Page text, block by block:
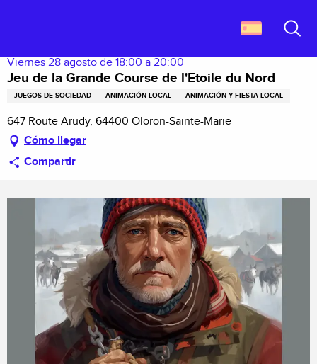
principal
Viernes 28 agosto de 18:00 a 20:00
Jeu de la Grande Course de l'Etoile du Nord
JUEGOS DE SOCIEDAD ANIMACIÓN LOCAL ANIMACIÓN Y FIESTA LOCAL
647 Route Arudy, 64400 Oloron-Sainte-Marie
Cómo llegar
Compartir